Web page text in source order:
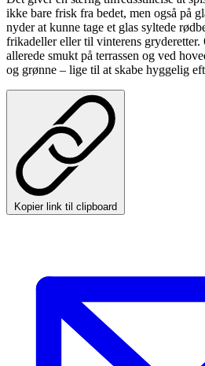
ikke bare frisk fra bedet, men også på
nyder at kunne tage et glas syltede
frikadeller eller til vinterens
allerede smukt på terrassen og ved
og grønne – lige til at skabe hyggelig
Kopier link til clipboard